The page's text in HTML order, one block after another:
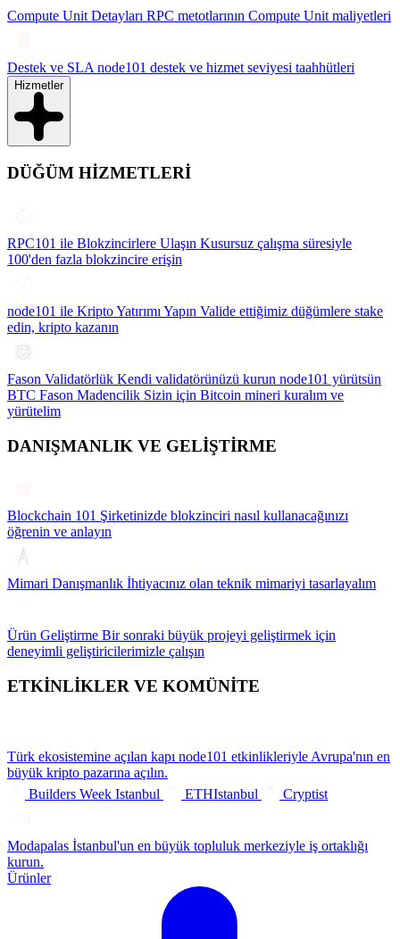
Compute Unit Detayları RPC metotlarının Compute Unit maliyetleri
Destek ve SLA node101 destek ve hizmet seviyesi taahhütleri
Hizmetler
DÜĞÜM HİZMETLERİ
RPC101 ile Blokzincirlere Ulaşın Kusursuz çalışma süresiyle
100'den fazla blokzincire erişin
node101 ile Kripto Yatırımı Yapın Valide ettiğimiz düğümlere stake
edin, kripto kazanın
Fason Validatörlük Kendi validatörünüzü kurun node101 yürütsün
BTC Fason Madencilik Sizin için Bitcoin mineri kuralım ve
yürütelim
DANIŞMANLIK VE GELİŞTİRME
Blockchain 101 Şirketinizde blokzinciri nasıl kullanacağınızı
öğrenin ve anlayın
Mimari Danışmanlık İhtiyacınız olan teknik mimariyi tasarlayalım
Ürün Geliştirme Bir sonraki büyük projeyi geliştirmek için
deneyimli geliştiricilerimizle çalışın
ETKİNLİKLER VE KOMÜNİTE
Türk ekosistemine açılan kapı node101 etkinlikleriyle Avrupa'nın en
büyük kripto pazarına açılın.
Builders Week Istanbul
ETHIstanbul Cryptist
Modapalas İstanbul'un en büyük topluluk merkeziyle iş ortaklığı
kurun.
Ürünler